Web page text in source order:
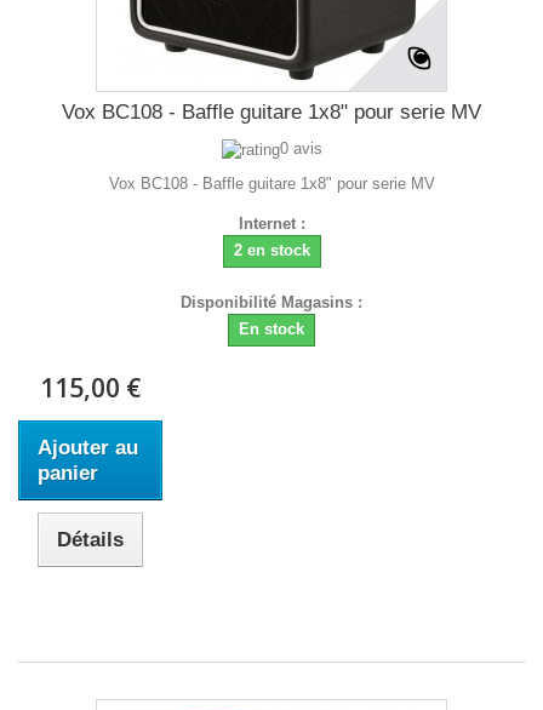
Vox BC108 - Baffle guitare 1x8" pour serie MV
0 avis
Vox BC108 - Baffle guitare 1x8" pour serie MV
Internet :
2 en stock
Disponibilité Magasins :
En stock
115,00 €
Ajouter au
panier
Détails